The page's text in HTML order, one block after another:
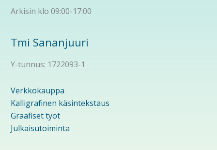
Arkisin klo 09:00-17:00
Tmi Sananjuuri
Y-tunnus: 1722093-1
Verkkokauppa
Kalligrafinen käsintekstaus
Graafiset työt
Julkaisutoiminta